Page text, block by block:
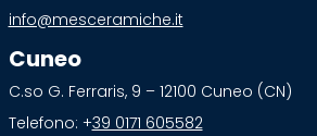
info@mesceramiche.it
Cuneo
C.so G. Ferraris, 9 – 12100 Cuneo (CN)
Telefono: +39 0171 605582